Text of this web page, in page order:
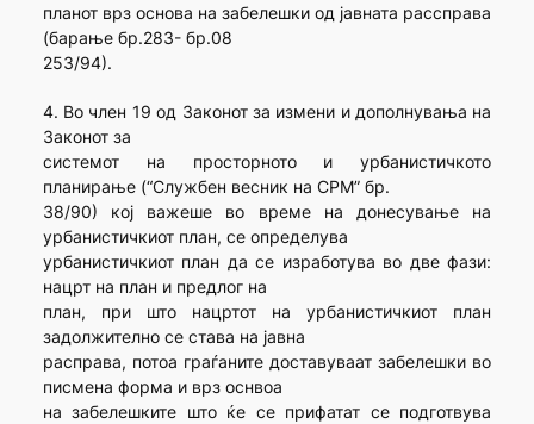
планот врз основа на забелешки од јавната рассправа
(барање бр.283- бр.08
253/94).
4. Во член 19 од Законот за измени и дополнувања на
Законот за
системот на просторното и урбанистичкото
планирање (“Службен весник на СРМ” бр.
38/90) кој важеше во време на донесување на
урбанистичкиот план, се определува
урбанистичкиот план да се изработува во две фази:
нацрт на план и предлог на
план, при што нацртот на урбанистичкиот план
задолжително се става на јавна
расправа, потоа граѓаните доставуваат забелешки во
писмена форма и врз оснвоа
на забелешките што ќе се прифатат се подготвува